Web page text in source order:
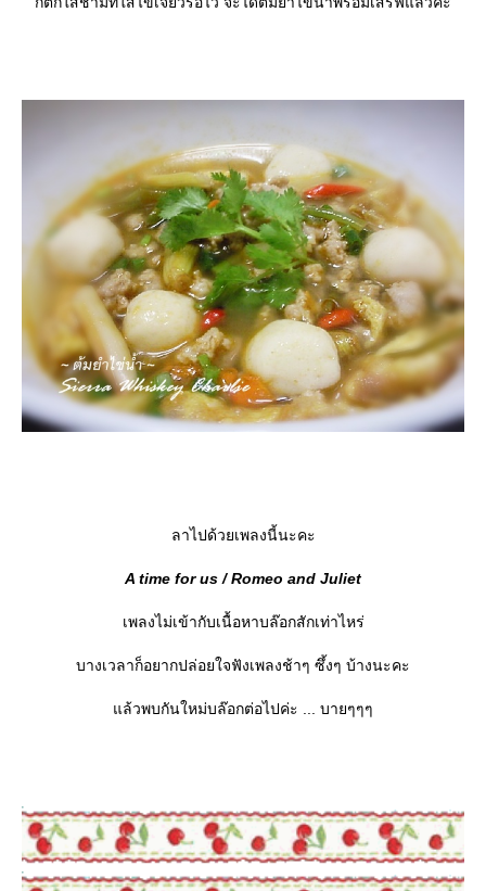
ลาไปด้วยเพลงนี้นะคะ
A time for us / Romeo and Juliet
เพลงไม่เข้ากับเนื้อหาบล๊อกสักเท่าไหร่
บางเวลาก็อยากปล่อยใจฟังเพลงช้าๆ ซึ้งๆ บ้างนะคะ
ล้วพบกันใหม่บล๊อกต่อไปค่ะ ... บายๆๆๆ